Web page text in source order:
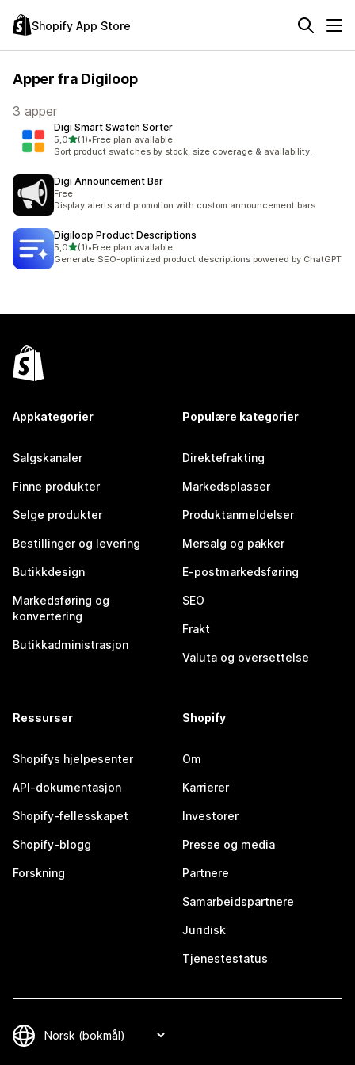
Shopify App Store
Apper fra Digiloop
3 apper
Digi Smart Swatch Sorter
5,0av 5 stjerner
(1)
Totalt 1 omtaler
•Free plan available
Sort product swatches by stock, size coverage & availability.
Digi Announcement Bar
Free
Display alerts and promotion with custom announcement bars
Digiloop Product Descriptions
5,0av 5 stjerner
(1)
Totalt 1 omtaler
•Free plan available
Generate SEO-optimized product descriptions powered by ChatGPT
Appkategorier
Salgskanaler
Finne produkter
Selge produkter
Bestillinger og levering
Butikkdesign
Markedsføring og
konvertering
Butikkadministrasjon
Populære kategorier
Direktefrakting
Markedsplasser
Produktanmeldelser
Mersalg og pakker
E-postmarkedsføring
SEO
Frakt
Valuta og oversettelse
Ressurser
Shopifys hjelpesenter
API-dokumentasjon
Shopify-fellesskapet
Shopify-blogg
Forskning
Shopify
Om
Karrierer
Investorer
Presse og media
Partnere
Samarbeidspartnere
Juridisk
Tjenestestatus